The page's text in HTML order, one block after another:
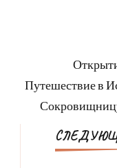
Путешествие в